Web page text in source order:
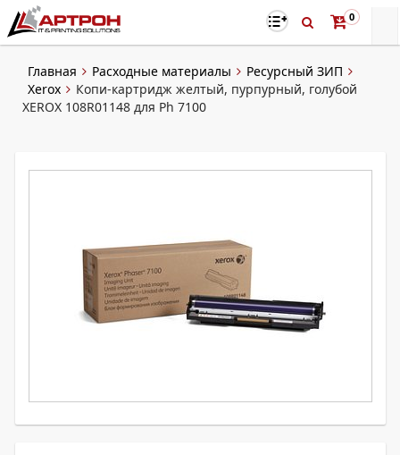
0
Главная Расходные материалы
Ресурсный ЗИП
Xerox
Копи-картридж желтый, пурпурный, голубой
XEROX 108R01148 для Ph 7100